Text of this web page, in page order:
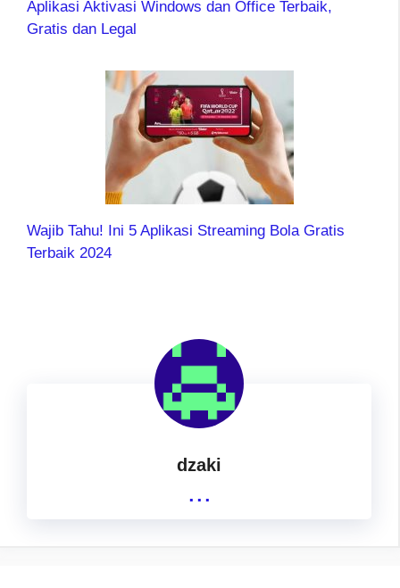
Aplikasi Aktivasi Windows dan Office Terbaik,
Gratis dan Legal
Wajib Tahu! Ini 5 Aplikasi Streaming Bola Gratis
Terbaik 2024
dzaki
...